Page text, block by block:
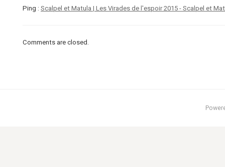
Ping : Scalpel et Matula | Les Virades de l'espoir 2015 - Scalpel et
Comments are closed.